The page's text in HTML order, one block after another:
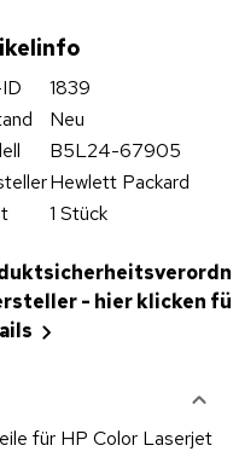
1839
Neu
B5L24-67905
Hewlett Packard
1 Stück
- hier klicken
für HP Color Laserjet